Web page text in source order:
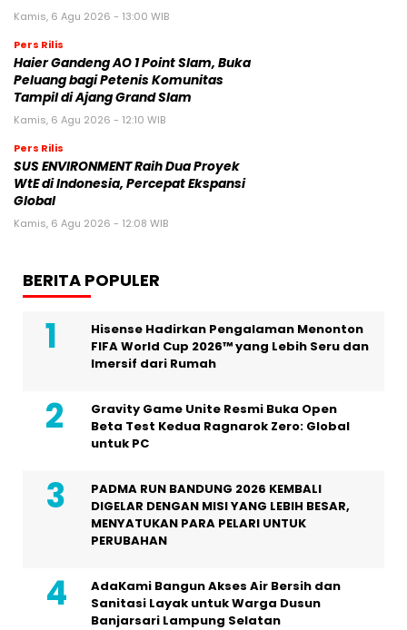
Kamis, 6 Agu 2026 - 13:00 WIB
Pers Rilis
Haier Gandeng AO 1 Point Slam, Buka
Peluang bagi Petenis Komunitas
Tampil di Ajang Grand Slam
Kamis, 6 Agu 2026 - 12:10 WIB
Pers Rilis
SUS ENVIRONMENT Raih Dua Proyek
WtE di Indonesia, Percepat Ekspansi
Global
Kamis, 6 Agu 2026 - 12:08 WIB
BERITA POPULER
Hisense Hadirkan Pengalaman Menonton
FIFA World Cup 2026™ yang Lebih Seru dan
Imersif dari Rumah
Gravity Game Unite Resmi Buka Open
Beta Test Kedua Ragnarok Zero: Global
untuk PC
PADMA RUN BANDUNG 2026 KEMBALI
DIGELAR DENGAN MISI YANG LEBIH BESAR,
MENYATUKAN PARA PELARI UNTUK
PERUBAHAN
AdaKami Bangun Akses Air Bersih dan
Sanitasi Layak untuk Warga Dusun
Banjarsari Lampung Selatan